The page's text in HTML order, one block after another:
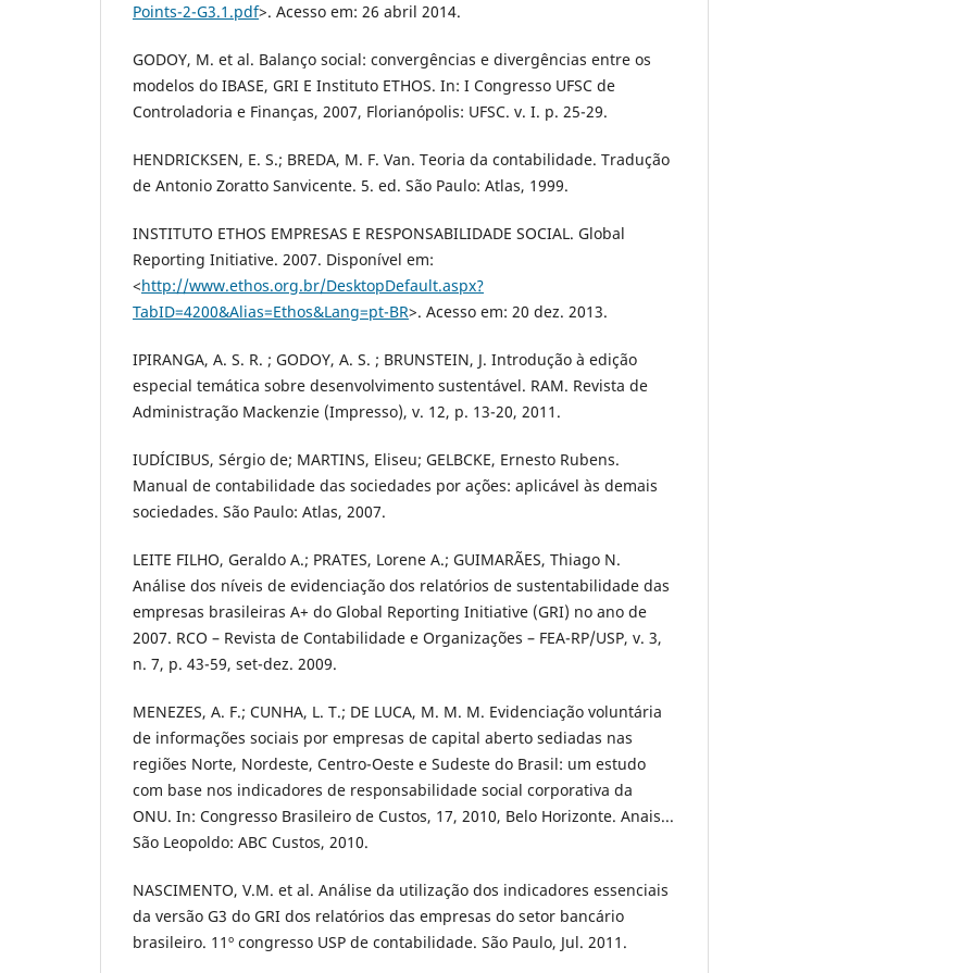
Points-2-G3.1.pdf>. Acesso em: 26 abril 2014.
GODOY, M. et al. Balanço social: convergências e divergências entre os
modelos do IBASE, GRI E Instituto ETHOS. In: I Congresso UFSC de
Controladoria e Finanças, 2007, Florianópolis: UFSC. v. I. p. 25-29.
HENDRICKSEN, E. S.; BREDA, M. F. Van. Teoria da contabilidade. Tradução
de Antonio Zoratto Sanvicente. 5. ed. São Paulo: Atlas, 1999.
INSTITUTO ETHOS EMPRESAS E RESPONSABILIDADE SOCIAL. Global
Reporting Initiative. 2007. Disponível em:
<http://www.ethos.org.br/DesktopDefault.aspx?
TabID=4200&Alias=Ethos&Lang=pt-BR>. Acesso em: 20 dez. 2013.
IPIRANGA, A. S. R. ; GODOY, A. S. ; BRUNSTEIN, J. Introdução à edição
especial temática sobre desenvolvimento sustentável. RAM. Revista de
Administração Mackenzie (Impresso), v. 12, p. 13-20, 2011.
IUDÍCIBUS, Sérgio de; MARTINS, Eliseu; GELBCKE, Ernesto Rubens.
Manual de contabilidade das sociedades por ações: aplicável às demais
sociedades. São Paulo: Atlas, 2007.
LEITE FILHO, Geraldo A.; PRATES, Lorene A.; GUIMARÃES, Thiago N.
Análise dos níveis de evidenciação dos relatórios de sustentabilidade das
empresas brasileiras A+ do Global Reporting Initiative (GRI) no ano de
2007. RCO – Revista de Contabilidade e Organizações – FEA-RP/USP, v. 3,
n. 7, p. 43-59, set-dez. 2009.
MENEZES, A. F.; CUNHA, L. T.; DE LUCA, M. M. M. Evidenciação voluntária
de informações sociais por empresas de capital aberto sediadas nas
regiões Norte, Nordeste, Centro-Oeste e Sudeste do Brasil: um estudo
com base nos indicadores de responsabilidade social corporativa da
ONU. In: Congresso Brasileiro de Custos, 17, 2010, Belo Horizonte. Anais...
São Leopoldo: ABC Custos, 2010.
NASCIMENTO, V.M. et al. Análise da utilização dos indicadores essenciais
da versão G3 do GRI dos relatórios das empresas do setor bancário
brasileiro. 11º congresso USP de contabilidade. São Paulo, Jul. 2011.